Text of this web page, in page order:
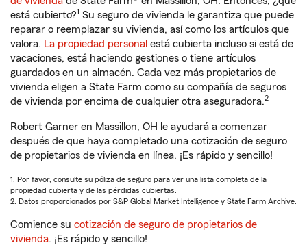
está cubierto?1 Su seguro de vivienda le garantiza que puede
reparar o reemplazar su vivienda, así como los artículos que
valora. La propiedad personal está cubierta incluso si está de
vacaciones, está haciendo gestiones o tiene artículos
guardados en un almacén. Cada vez más propietarios de
vivienda eligen a State Farm como su compañía de seguros
de vivienda por encima de cualquier otra aseguradora.2
Robert Garner en Massillon, OH le ayudará a comenzar
después de que haya completado una cotización de seguro
de propietarios de vivienda en línea. ¡Es rápido y sencillo!
1. Por favor, consulte su póliza de seguro para ver una lista completa de la
propiedad cubierta y de las pérdidas cubiertas.
2. Datos proporcionados por S&P Global Market Intelligence y State Farm Archive.
Comience su cotización de seguro de propietarios de
vivienda. ¡Es rápido y sencillo!